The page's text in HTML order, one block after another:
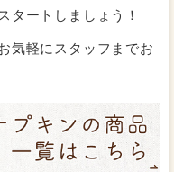
タートしましょう！
気軽にスタッフまでお